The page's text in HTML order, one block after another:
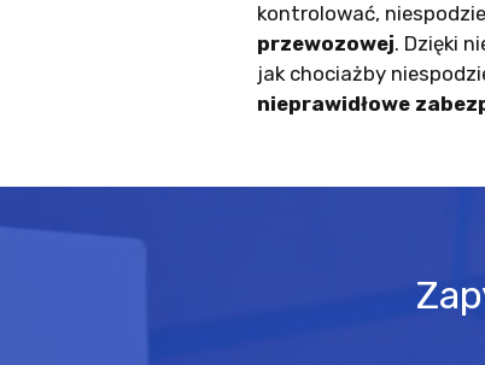
kontrolować,
przewozowej. Dzięki
jak chociażby
nieprawidłowe